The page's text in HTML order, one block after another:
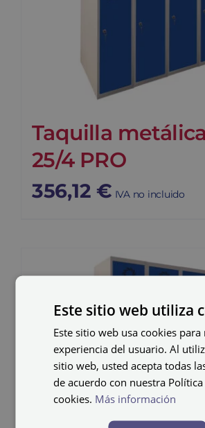
Taquilla
25/4 PRO
356,12 € IVA no incluido
Este sitio web utiliza
Este sitio web usa cookies
experiencia del usuario. Al
sitio web, usted acepta todas
de acuerdo con nuestra
cookies. Más información